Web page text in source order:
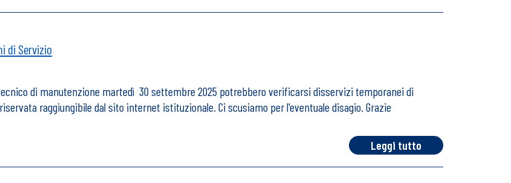
di Servizio
di manutenzione martedì 30 settembre 2025 potrebbero verificarsi disservizi temporanei di
riservata raggiungibile dal sito internet istituzionale. Ci scusiamo per l'eventuale disagio. Grazie
Leggi tutto